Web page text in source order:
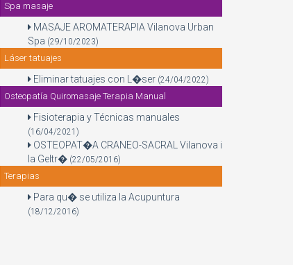
Spa masaje
MASAJE AROMATERAPIA Vilanova Urban
Spa (29/10/2023)
Láser tatuajes
Eliminar tatuajes con L�ser (24/04/2022)
Osteopatía Quiromasaje Terapia Manual
Fisioterapia y Técnicas manuales
(16/04/2021)
OSTEOPAT�A CRANEO-SACRAL Vilanova i
la Geltr� (22/05/2016)
Terapias
Para qu� se utiliza la Acupuntura
(18/12/2016)